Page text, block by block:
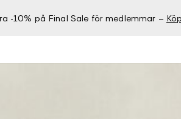
-10% på Final Sale för medlemmar –